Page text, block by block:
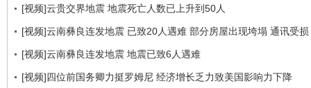
[视频]云贵交界地震 地震死亡人数已上升到50人
[视频]云南彝良连发地震 已致20人遇难 部分房屋出现垮塌 通讯受损
[视频]云南彝良连发地震 地震已致6人遇难
[视频]四位前国务卿力挺罗姆尼 经济增长乏力致美国影响力下降